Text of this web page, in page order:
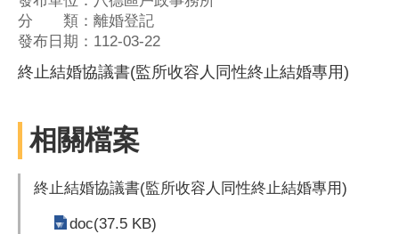
分 類：離婚登記
發布日期：112-03-22
終止結婚協議書(監所收容人同性終止結婚專用)
相關檔案
終止結婚協議書(監所收容人同性終止結婚專用)
doc(37.5 KB)